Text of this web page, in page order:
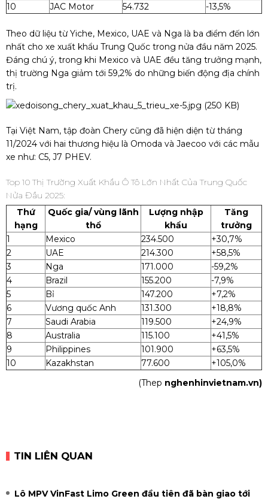
10
JAC Motor 54.732 -13,5%
Theo dữ liệu từ Yiche, Mexico, UAE và Nga là ba điểm đến lớn
nhất cho xe xuất khẩu Trung Quốc trong nửa đầu năm 2025.
Đáng chú ý, trong khi Mexico và UAE đều tăng trưởng mạnh,
thị trường Nga giảm tới 59,2% do những biến động địa chính
trị.
Tại Việt Nam, tập đoàn Chery cũng đã hiện diện từ tháng
11/2024 với hai thương hiệu là Omoda và Jaecoo với các mẫu
xe như: C5, J7 PHEV.
Top 10 Thị Trường Xuất Khẩu Ô Tô Lớn Nhất Của Trung Quốc
Nửa Đầu 2025:
Thứ
hạng
Quốc gia/ vùng lãnh
thổ
Lượng nhập
khẩu
Tăng
trưởng
1
Mexico 234.500
+30,7%
2
UAE 214.300
+58,5%
3
Nga 171.000
-59,2%
4
Brazil 155.200
-7,9%
5
Bỉ 147.200
+7,2%
6
Vương quốc Anh 131.300
+18,8%
7
Saudi Arabia 119.500
+24,9%
8
Australia 115.100
+41,5%
9
Philippines 101.900
+63,5%
10
Kazakhstan 77.600
+105,0%
(Thep nghenhinvietnam.vn)
TIN LIÊN QUAN
Lô MPV VinFast Limo Green đầu tiên đã bàn giao tới